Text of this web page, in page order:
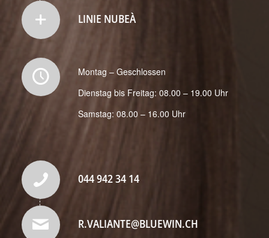
LINIE NUBEÀ
Montag – Geschlossen
Dienstag bis Freitag: 08.00 – 19.00 Uhr
Samstag: 08.00 – 16.00 Uhr
044 942 34 14
R.VALIANTE@BLUEWIN.CH